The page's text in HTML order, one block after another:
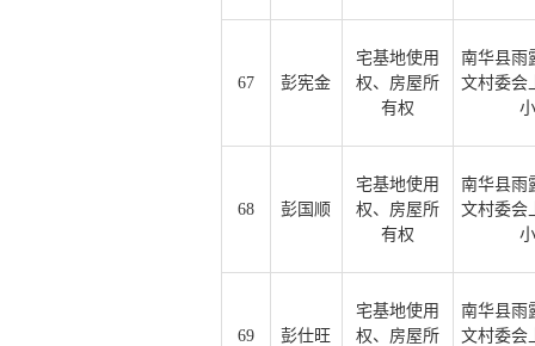
67 彭宪金
宅基地使用
权、房屋所
有权
南华县雨
文村委会
68 彭国顺
宅基地使用
权、房屋所
有权
南华县雨
文村委会
69 彭仕旺
宅基地使用
权、房屋所
南华县雨
文村委会